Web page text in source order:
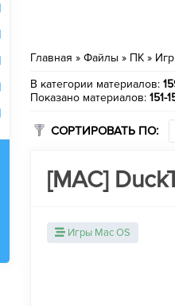
Главная » Файлы » ПК »
В категории материалов:
Показано материалов: 151-
СОРТИРОВАТЬ ПО:
[MAC]
Игры Mac OS